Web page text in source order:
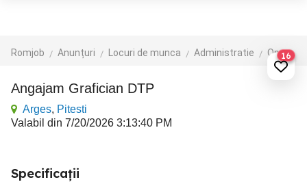
Romjob Anunțuri Locuri de munca Administratie Operatori calculator
16
Angajam Grafician DTP
Arges, Pitesti
Valabil din 7/20/2026 3:13:40 PM
Specificații